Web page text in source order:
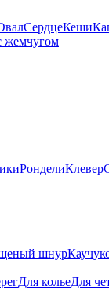
СердцеКеши
жемчугом
РонделиКлевер
шнур
Для кольеДля